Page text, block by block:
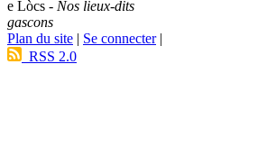
e Lòcs - Nos lieux-dits
gascons
Plan du site | Se connecter|
RSS 2.0